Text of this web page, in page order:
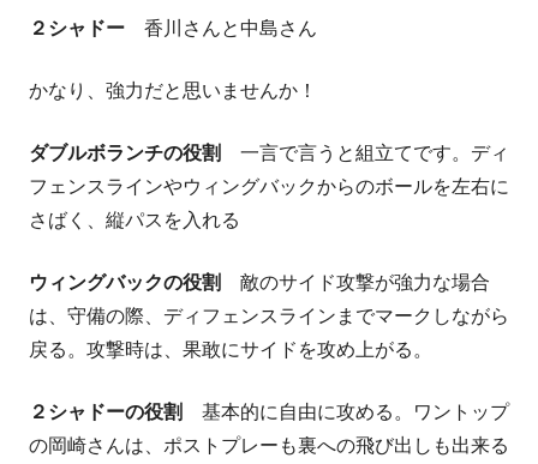
２シャドー 香川さんと中島さん
かなり、強力だと思いませんか！
ダブルボランチの役割 一言で言うと組立てです。ディ
フェンスラインやウィングバックからのボールを左右に
さばく、縦パスを入れる
ウィングバックの役割 敵のサイド攻撃が強力な場合
は、守備の際、ディフェンスラインまでマークしながら
戻る。攻撃時は、果敢にサイドを攻め上がる。
２シャドーの役割 基本的に自由に攻める。ワントップ
の岡崎さんは、ポストプレーも裏への飛び出しも出来る